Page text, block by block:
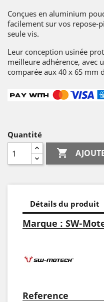
Conçues en aluminium
facilement sur vos
seule vis.
Leur conception usinée
meilleure adhérence, avec
comparée aux 40 x 65 mm
Quantité

Détails du produit
Marque : SW-
Reference